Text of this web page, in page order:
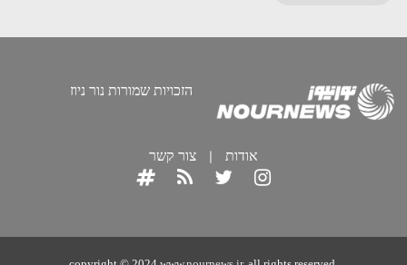
הזכויות שמורות נור ניוז
אודות צור קשר